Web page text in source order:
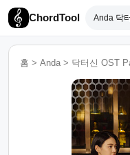
ChordTool
홈 > Anda > 닥터신 OST